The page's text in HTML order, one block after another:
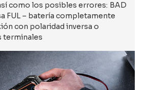
como los posibles errores: BAD
FUL – batería completamente
con polaridad inversa o
terminales